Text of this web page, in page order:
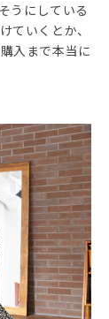
うにしている
ていくとか、
入まで本当に